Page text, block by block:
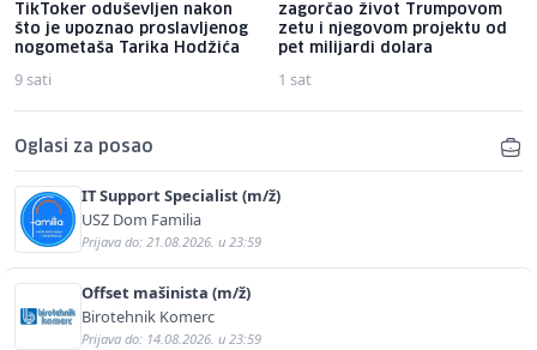
TikToker oduševljen nakon
što je upoznao proslavljenog
nogometaša Tarika Hodžića
9 sati
zagorčao život Trumpovom
zetu i njegovom projektu od
pet milijardi dolara
1 sat
Oglasi za posao
IT Support Specialist (m/ž)
USZ Dom Familia
Prijava do: 21.08.2026. u 23:59
Offset mašinista (m/ž)
Birotehnik Komerc
Prijava do: 14.08.2026. u 23:59